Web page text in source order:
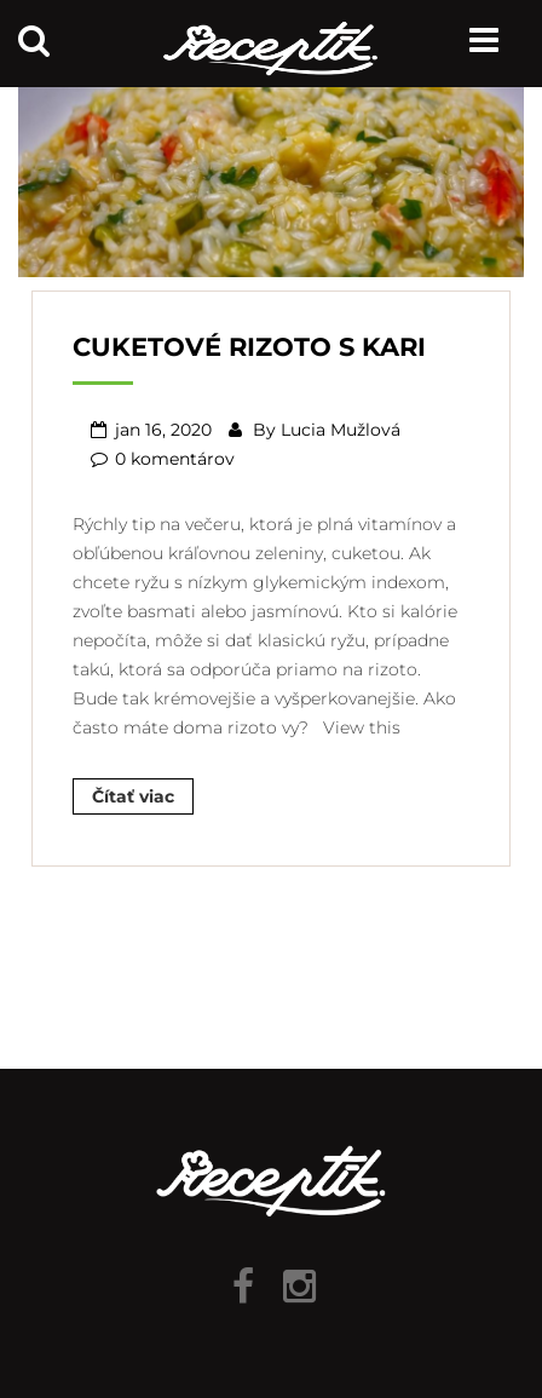
CUKETOVÉ RIZOTO S KARI
jan 16, 2020 By Lucia Mužlová
0 komentárov
Rýchly tip na večeru, ktorá je plná vitamínov a
obľúbenou kráľovnou zeleniny, cuketou. Ak
chcete ryžu s nízkym glykemickým indexom,
zvoľte basmati alebo jasmínovú. Kto si kalórie
nepočíta, môže si dať klasickú ryžu, prípadne
takú, ktorá sa odporúča priamo na rizoto.
Bude tak krémovejšie a vyšperkovanejšie. Ako
často máte doma rizoto vy? View this
Čítať viac